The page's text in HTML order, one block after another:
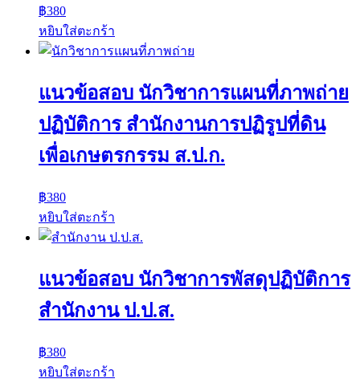
฿380
หยิบใส่ตะกร้า
แนวข้อสอบ นักวิชาการแผนที่ภาพถ่าย
ปฏิบัติการ สำนักงานการปฏิรูปที่ดิน
เพื่อเกษตรกรรม ส.ป.ก.
฿380
หยิบใส่ตะกร้า
แนวข้อสอบ นักวิชาการพัสดุปฏิบัติการ
สำนักงาน ป.ป.ส.
฿380
หยิบใส่ตะกร้า